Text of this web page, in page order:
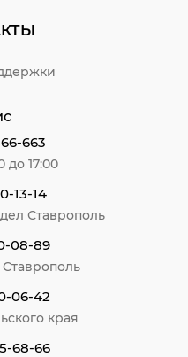
663
до 17:00
13-14
Ставрополь
08-89
06-42
края
68-66